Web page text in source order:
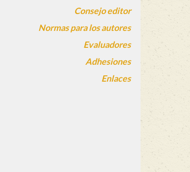
Consejo editor
Normas para los autores
Evaluadores
Adhesiones
Enlaces